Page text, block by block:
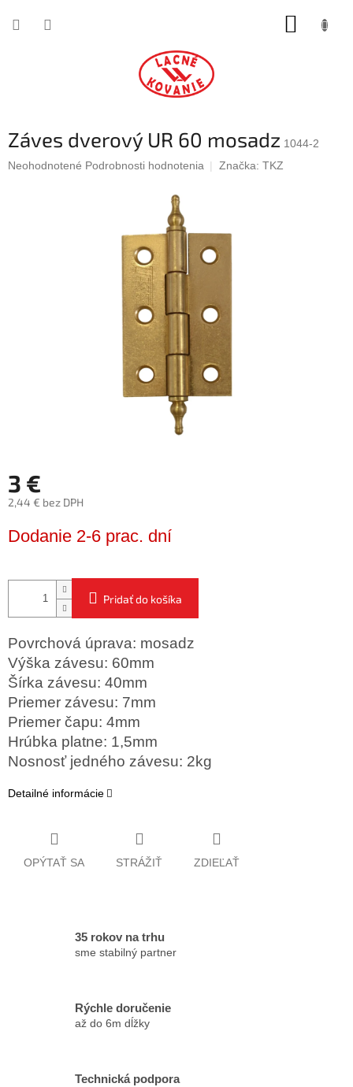
Záves dverový UR 60 mosadz 1044-2
Priemerné
Neohodnotené Podrobnosti hodnotenia Značka: TKZ
3 €
2,44 € bez DPH
cena:
Dodanie 2-6 prac. dní
Pridať do košíka
Povrchová úprava: mosadz
Výška závesu: 60mm
Šírka závesu: 40mm
Priemer závesu: 7mm
Priemer čapu: 4mm
Hrúbka platne: 1,5mm
Nosnosť jedného závesu: 2kg
Detailné informácie
OPÝTAŤ SA STRÁŽIŤ ZDIEĽAŤ
35 rokov na trhu
sme stabilný partner
Rýchle doručenie
až do 6m dĺžky
Technická podpora